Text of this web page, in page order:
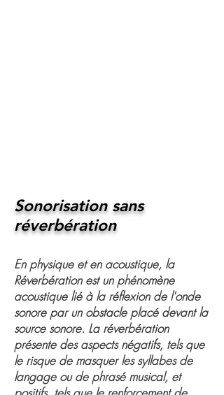
Sonorisation sans
réverbération
En physique et en acoustique, la
Réverbération est un phénomène
acoustique lié à la réflexion de l'onde
sonore par un obstacle placé devant la
source sonore. La réverbération
présente des aspects négatifs, tels que
le risque de masquer les syllabes de
langage ou de phrasé musical, et